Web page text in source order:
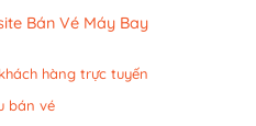
Bán Vé Máy Bay
hàng trực tuyến
bán vé